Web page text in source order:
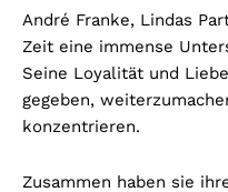
André Franke, Lindas
Zeit eine immense
Seine Loyalität und
gegeben,
konzentrieren.
Zusammen haben sie